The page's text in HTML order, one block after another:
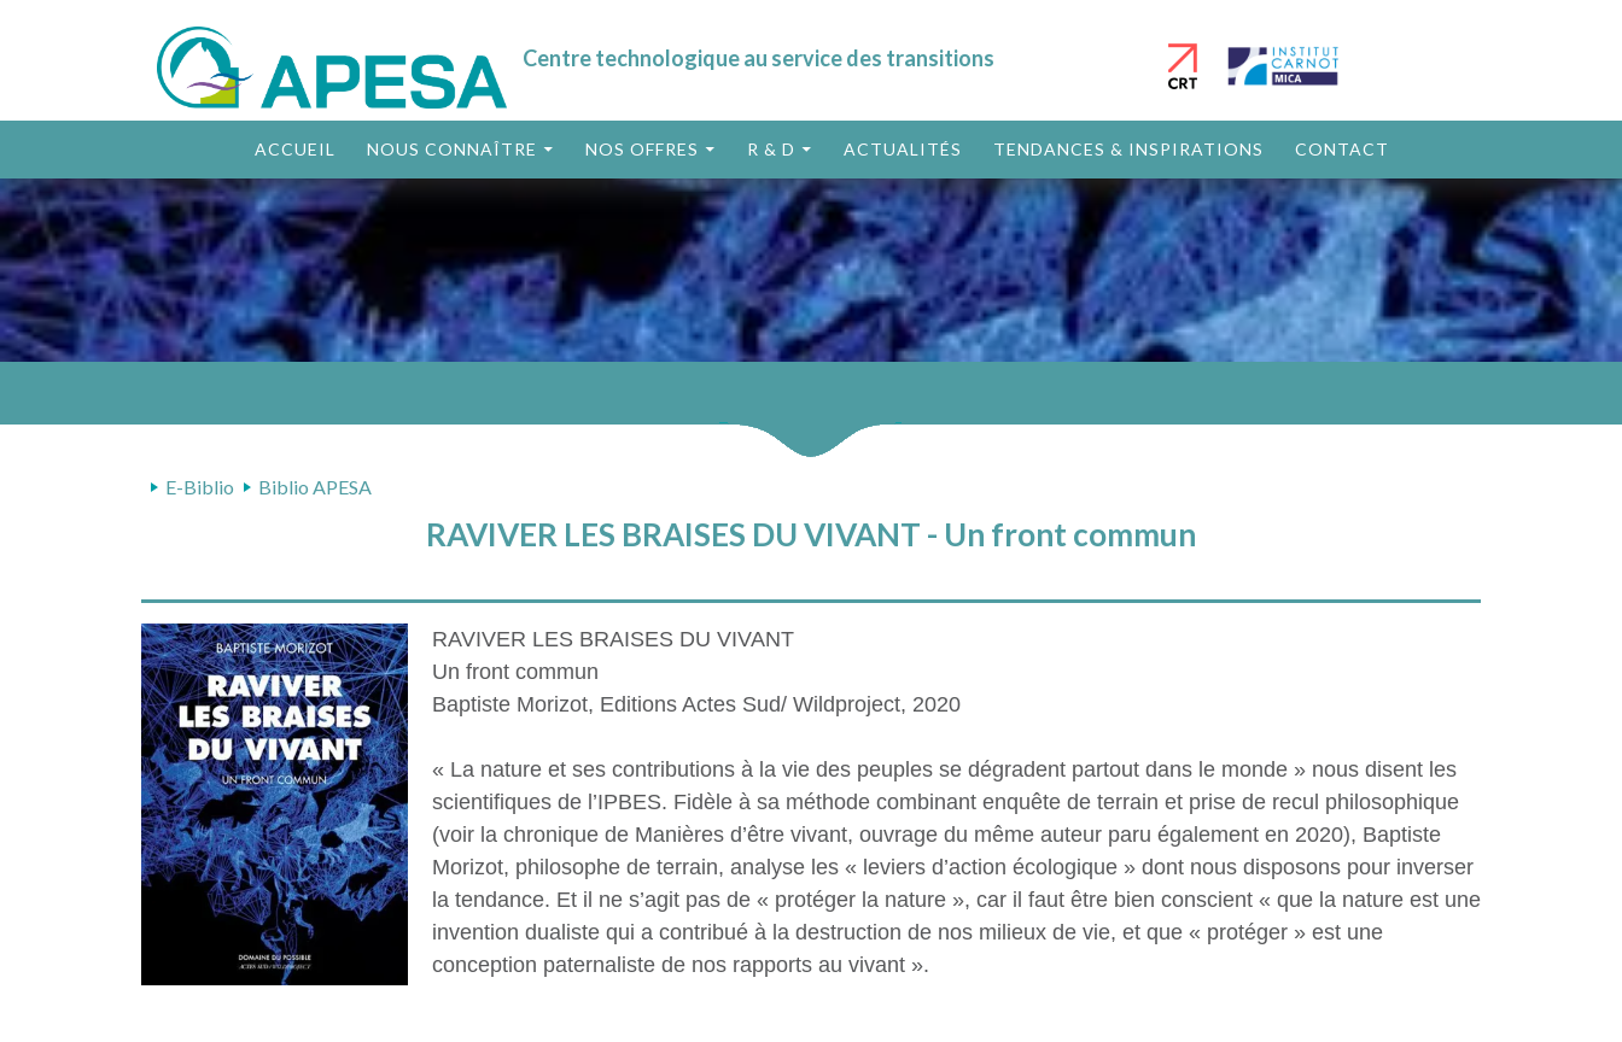
Centre technologique au service des transitions
ACCUEIL
NOUS CONNAÎTRE NOS OFFRES R & D ACTUALITÉS TENDANCES & INSPIRATIONS CONTACT
E-Biblio Biblio APESA
RAVIVER LES BRAISES DU VIVANT - Un front commun
RAVIVER LES BRAISES DU VIVANT
Un front commun
Baptiste Morizot, Editions Actes Sud/ Wildproject, 2020
« La nature et ses contributions à la vie des peuples se dégradent partout dans le monde » nous disent les
scientifiques de l’IPBES. Fidèle à sa méthode combinant enquête de terrain et prise de recul philosophique
(voir la chronique de Manières d’être vivant, ouvrage du même auteur paru également en 2020), Baptiste
Morizot, philosophe de terrain, analyse les « leviers d’action écologique » dont nous disposons pour inverser
la tendance. Et il ne s’agit pas de « protéger la nature », car il faut être bien conscient « que la nature est une
invention dualiste qui a contribué à la destruction de nos milieux de vie, et que « protéger » est une
conception paternaliste de nos rapports au vivant ».